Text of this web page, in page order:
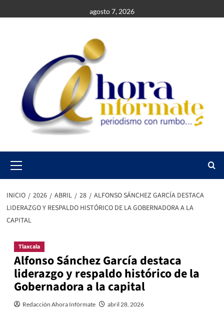
al
agosto 7, 2026
Menu
INICIO 2026 ABRIL 28
ALFONSO SÁNCHEZ GARCÍA DESTACA
LIDERAZGO Y RESPALDO HISTÓRICO DE LA GOBERNADORA A LA
CAPITAL
Tlaxcala
Alfonso Sánchez García destaca
liderazgo y respaldo histórico de la
Gobernadora a la capital
Redacción Ahora Infórmate abril 28, 2026